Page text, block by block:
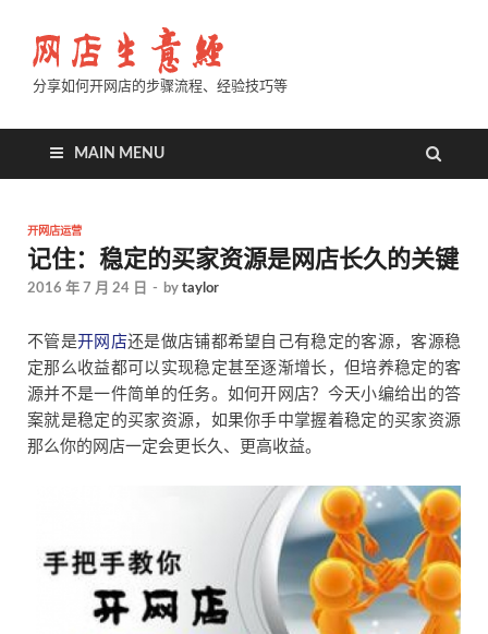
分享如何开网店的步骤流程、经验技巧等
MAIN MENU
开网店运营
记住：稳定的买家资源是网店长久的关键
2016 年 7 月 24 日 - by taylor
不管是开网店还是做店铺都希望自己有稳定的客源，客源稳
定那么收益都可以实现稳定甚至逐渐增长，但培养稳定的客
源并不是一件简单的任务。如何开网店？今天小编给出的答
案就是稳定的买家资源，如果你手中掌握着稳定的买家资源
那么你的网店一定会更长久、更高收益。